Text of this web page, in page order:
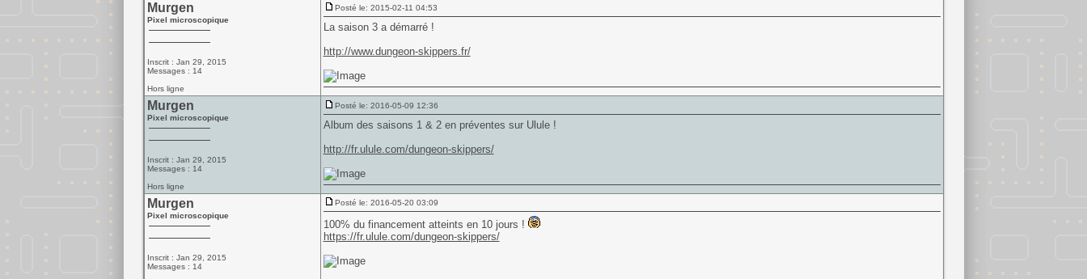
Murgen
Pixel microscopique
Inscrit : Jan 29, 2015
Messages : 14
Hors ligne
Posté le: 2015-02-11 04:53
La saison 3 a démarré !
http://www.dungeon-skippers.fr/
Murgen
Pixel microscopique
Inscrit : Jan 29, 2015
Messages : 14
Hors ligne
Posté le: 2016-05-09 12:36
Album des saisons 1 & 2 en préventes sur Ulule !
http://fr.ulule.com/dungeon-skippers/
Murgen
Pixel microscopique
Inscrit : Jan 29, 2015
Messages : 14
Posté le: 2016-05-20 03:09
100% du financement atteints en 10 jours !
https://fr.ulule.com/dungeon-skippers/